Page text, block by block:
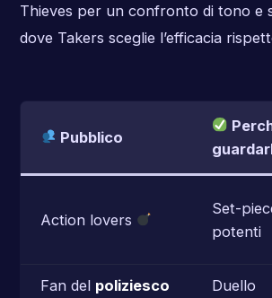
Thieves per un confronto di tono e
dove Takers sceglie l’efficacia
Pubblico
Action lovers
Set-
potenti
Fan del poliziesco
Duello